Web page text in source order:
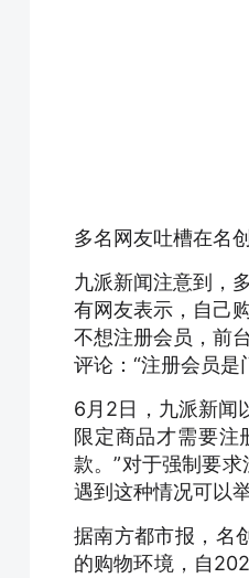
多名网友吐槽在名
九派新闻注意到，
有网友表示，自己
不想注册会员，前
评论：“注册会员
6月2日，九派新闻
限定商品才需要注
款。”对于强制要
遇到这种情况可以
据南方都市报，名
的购物环境，自